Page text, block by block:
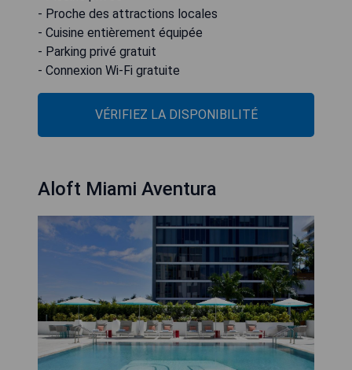
- Proche des attractions locales
- Cuisine entièrement équipée
- Parking privé gratuit
- Connexion Wi-Fi gratuite
VÉRIFIEZ LA DISPONIBILITÉ
Aloft Miami Aventura